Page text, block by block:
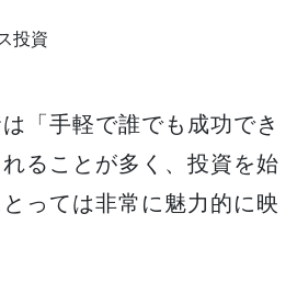
投資
「手軽で誰でも成功でき
ることが多く、投資を始
っては非常に魅力的に映